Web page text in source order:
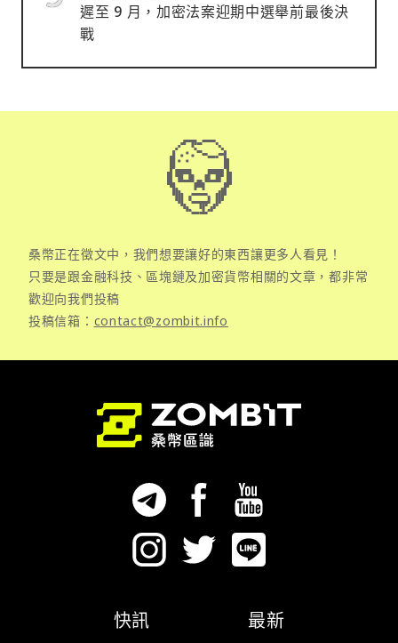
遲至 9 月，加密法案迎期中選舉前最後決
戰
桑幣正在徵文中，我們想要讓好的東西讓更多人看見！
只要是跟金融科技、區塊鏈及加密貨幣相關的文章，都非常
歡迎向我們投稿
投稿信箱： contact@zombit.info
快訊
最新